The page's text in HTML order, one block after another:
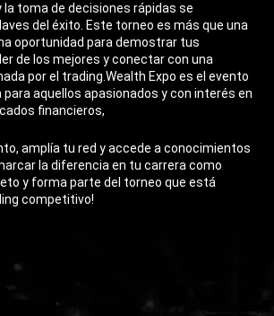
la toma de decisiones rápidas se
del éxito. Este torneo es más que una
oportunidad para demostrar tus
de los mejores y conectar con una
por el trading.Wealth Expo es el evento
aquellos apasionados y con interés en
financieros,
amplía tu red y accede a conocimientos
la diferencia en tu carrera como
y forma parte del torneo que está
competitivo!